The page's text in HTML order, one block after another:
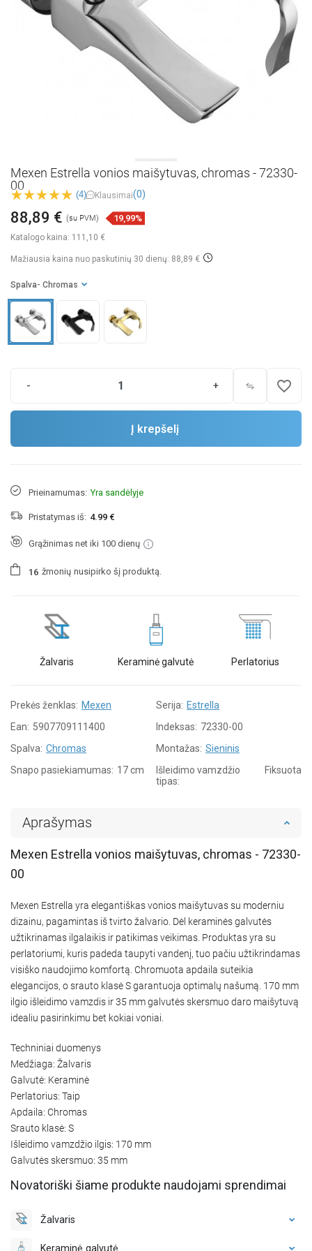
Mexen Estrella vonios maišytuvas, chromas - 72330-
00
(4) Klausimai(0)
Katalogo kaina: 111,10 €
88,89 € (su PVM) 19,99%
Mažiausia kaina nuo paskutinių 30 dienų: 88,89 €
Spalva - Chromas
- + favorite_border
Į krepšelį
Prieinamumas: Yra sandėlyje
Pristatymas iš: 4.99 €
Grąžinimas net iki 100 dienų
1 6 žmonių nusipirko šį produktą.
Žalvaris Keraminė galvutė Perlatorius
Prekės ženklas: Mexen Serija: Estrella
Ean: 5907709111400 Indeksas: 72330-00
Spalva: Chromas Montažas: Sieninis
Snapo pasiekiamumas: 17 cm
Išleidimo vamzdžio
tipas:
Fiksuota
Aprašymas
Mexen Estrella vonios maišytuvas, chromas - 72330-
00
Mexen Estrella yra elegantiškas vonios maišytuvas su moderniu
dizainu, pagamintas iš tvirto žalvario. Dėl keraminės galvutės
užtikrinamas ilgalaikis ir patikimas veikimas. Produktas yra su
perlatoriumi, kuris padeda taupyti vandenį, tuo pačiu užtikrindamas
visiško naudojimo komfortą. Chromuota apdaila suteikia
elegancijos, o srauto klasė S garantuoja optimalų našumą. 170 mm
ilgio išleidimo vamzdis ir 35 mm galvutės skersmuo daro maišytuvą
idealiu pasirinkimu bet kokiai voniai.
Techniniai duomenys
Medžiaga: Žalvaris
Galvutė: Keraminė
Perlatorius: Taip
Apdaila: Chromas
Srauto klasė: S
Išleidimo vamzdžio ilgis: 170 mm
Galvutės skersmuo: 35 mm
Novatoriški šiame produkte naudojami sprendimai
Žalvaris
Keraminė galvutė